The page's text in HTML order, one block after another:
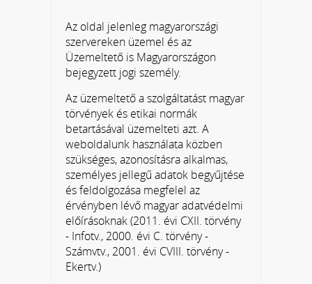
Az oldal jelenleg magyarországi
szervereken üzemel és az
Üzemeltető is Magyarországon
bejegyzett jogi személy.
Az üzemeltető a szolgáltatást magyar
törvények és etikai normák
betartásával üzemelteti azt. A
weboldalunk használata közben
szükséges, azonosításra alkalmas,
személyes jellegű adatok begyűjtése
és feldolgozása megfelel az
érvényben lévő magyar adatvédelmi
előírásoknak (2011. évi CXII. törvény
- Infotv., 2000. évi C. törvény -
Számvtv., 2001. évi CVIII. törvény -
Ekertv.)